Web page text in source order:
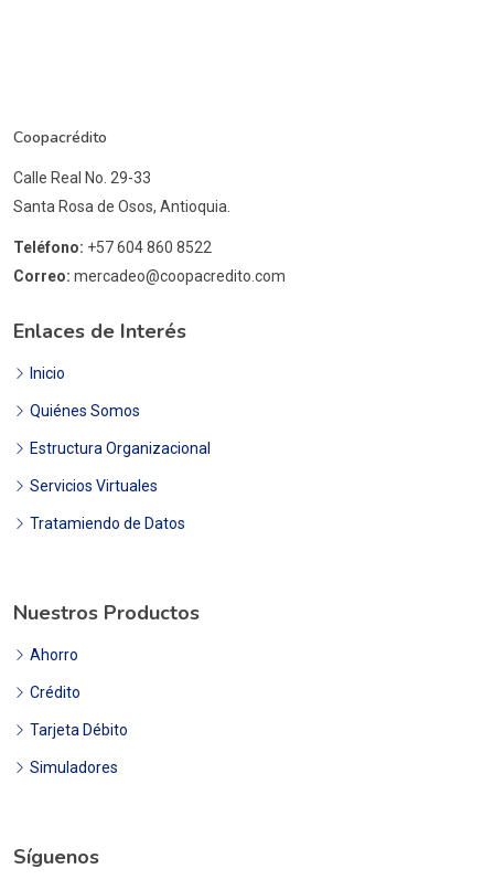
Coopacrédito
Calle Real No. 29-33
Santa Rosa de Osos, Antioquia.
Teléfono: +57 604 860 8522
Correo: mercadeo@coopacredito.com
Enlaces de Interés
Inicio
Quiénes Somos
Estructura Organizacional
Servicios Virtuales
Tratamiendo de Datos
Nuestros Productos
Ahorro
Crédito
Tarjeta Débito
Simuladores
Síguenos